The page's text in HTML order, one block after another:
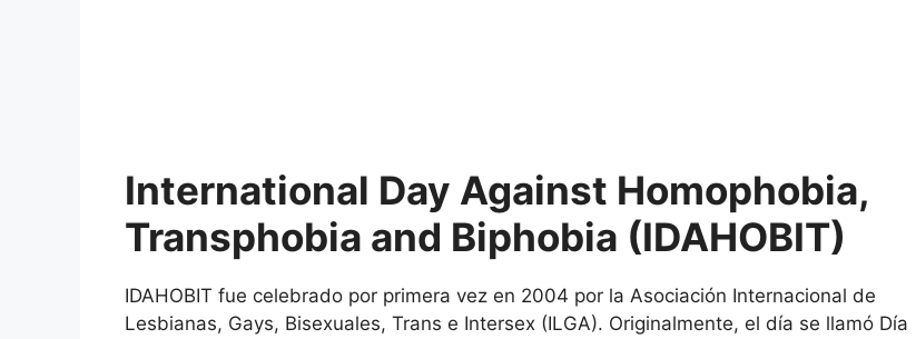
International Day Against Homophobia,
Transphobia and Biphobia (IDAHOBIT)
IDAHOBIT fue celebrado por primera vez en 2004 por la Asociación Internacional de
Lesbianas, Gays, Bisexuales, Trans e Intersex (ILGA). Originalmente, el día se llamó Día